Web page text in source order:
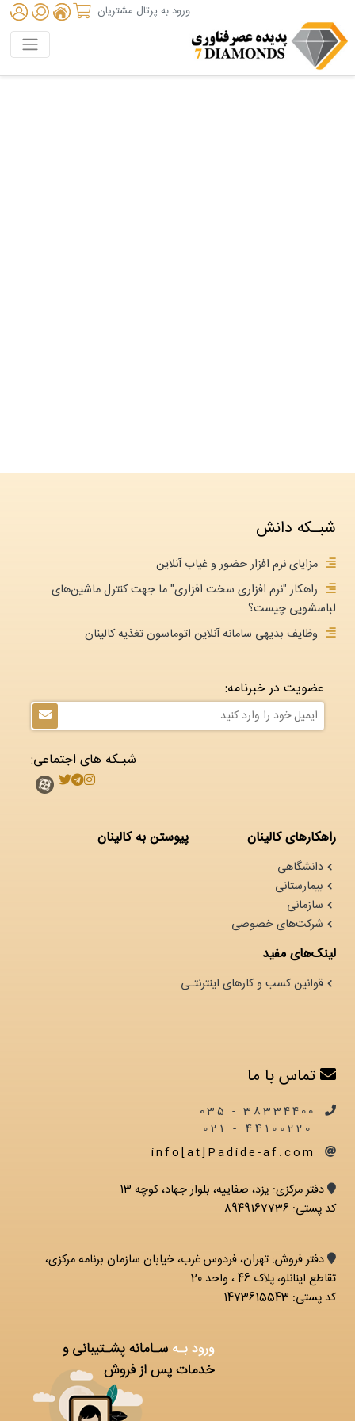
ورود به پرتال مشتریان
شبـکه دانش
مزایای نرم افزار حضور و غیاب آنلاین
راهکار "نرم افزاری سخت افزاری" ما جهت کنترل ماشین‌های
لباسشویی چیست؟
وظایف بدیهی سامانه آنلاین اتوماسون تغذیه کالینان
عضویت در خبرنامه:
شبـکه های اجتماعی:
راهکارهای کالینان
دانشگاهی
بیمارستانی
سازمانی
شرکت‌های خصوصی
پیوستن به کالینان
لینک‌های مفید
قوانین کسب و کارهای اینترنتـی
تماس با ما
38334400 - 035
info[at]Padide-af.com
دفتر مرکزی: يزد، صفاییه، بلوار جهاد، کوچه 13
کد پستی: 8949167736
دفتر فروش: تهران، فردوس غرب، خیابان سازمان برنامه مرکزی،
تقاطع اینانلو، پلاک 46 ، واحد 20
کد پستی: 1473615543